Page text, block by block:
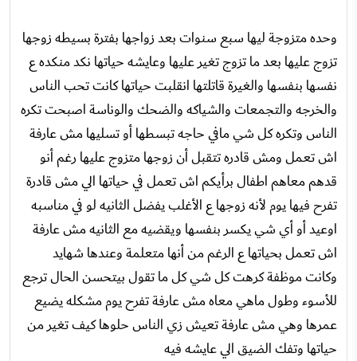
وحده متزوجة ليها سبع سنوات بعد زواجها بفترة بسيطه زوجها
تزوج عليها بعد ما تزوج تغير عليها وعايشه حياتها نكد منكده ع
نفسها بنفسها والغيرة قاتلتها انقلبت حياتها كانت تحب الناس
والخرجه والتجمعات والشياكه والضحك والوناسة اصبحت تكره
الناس وتكره كل شي مافي حاجه تبسطها أو تسليها مش عارفة
اش تعمل ومش قادره تتقبل أن زوجها متزوج عليها رغم أنو
قدهم معاهم اطفال برأيكم اش تعمل في حياتها الي مش قادرة
تفرح فيها يوم لأنه زوجها ع الأغلب يفضل الثانيه لو في مناسبه
اوعيد أو أي شي يكسر بنفسها ويقضيه مع الثانيه مش عارفة
اش تعمل بحياتها ع الرغم من أنها متعلمة وعندها شهايد
وكانت موظفة كرهت كل شي كل ما تقول بيتحسن الحال ترجع
للأسوء وطول ماهي معاه مش عارفة تفرح يوم مشكله يضيع
عمرها وهي مش عارفة تعيش زي الناس حلوها كيف تغير من
حياتها وتفك الضيق الي عايشه فيه